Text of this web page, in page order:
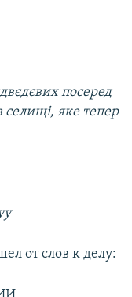
посеред
селищі, яке тепер
от слов к делу: